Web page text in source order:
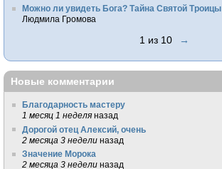
Можно ли увидеть Бога? Тайна Святой Троицы
Людмила Громова
1 из 10 →
Новые комментарии
Благодарность мастеру
1 месяц 1 неделя назад
Дорогой отец Алексий, очень
2 месяца 3 недели назад
Значение Морока
2 месяца 3 недели назад